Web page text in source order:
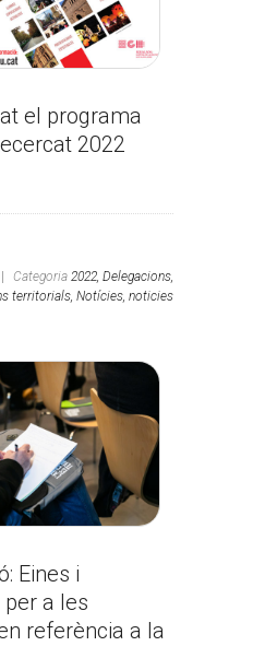
el programa
2022
Categoria 2022, Delegacions,
territorials, Notícies, noticies
Eines i
a les
referència a la